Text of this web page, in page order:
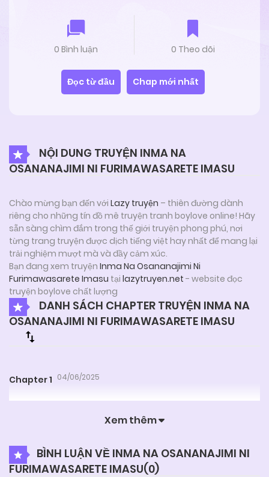
0 Bình luận 0 Theo dõi
Đọc từ đầu Chap mới nhất
NỘI DUNG TRUYỆN INMA NA
OSANANAJIMI NI FURIMAWASARETE IMASU
Chào mừng bạn đến với Lazy truyện – thiên đường dành
riêng cho những tín đồ mê truyện tranh boylove online! Hãy
sẵn sàng chìm đắm trong thế giới truyện phong phú, nơi
từng trang truyện được dịch tiếng việt hay nhất để mang lại
trải nghiệm mượt mà và đầy cảm xúc.
Bạn đang xem truyện Inma Na Osananajimi Ni
Furimawasarete Imasu tại lazytruyen.net - website đọc
truyện boylove chất lượng
DANH SÁCH CHAPTER TRUYỆN INMA NA
OSANANAJIMI NI FURIMAWASARETE IMASU
Chapter 1 04/06/2025
Xem thêm
BÌNH LUẬN VỀ INMA NA OSANANAJIMI NI
FURIMAWASARETE IMASU(0)